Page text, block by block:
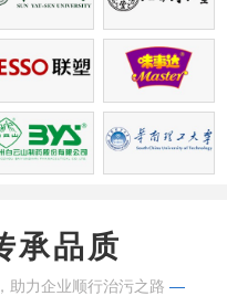
承品质
助力企业顺行治污之路 —